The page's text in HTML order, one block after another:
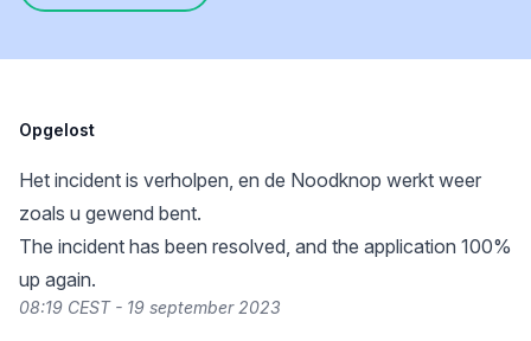
Opgelost
Het incident is verholpen, en de Noodknop werkt weer
zoals u gewend bent.
The incident has been resolved, and the application 100%
up again.
08:19 CEST - 19 september 2023